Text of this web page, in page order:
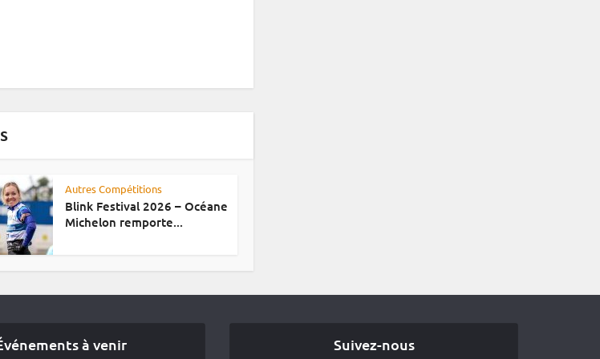
Autres Compétitions
Blink Festival 2026 – Océane
Michelon remporte...
à venir Suivez-nous